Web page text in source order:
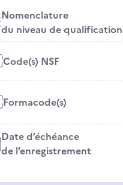
Nomenclature
du niveau de qualification
Code(s) NSF
Formacode(s)
Date d’échéance
de l’enregistrement